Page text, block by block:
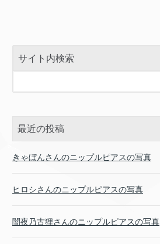
サイト内検索
最近の投稿
きゃぼんさんのニップルピアスの写真
ヒロシさんのニップルピアスの写真
闇夜乃古狸さんのニップルピアスの写真